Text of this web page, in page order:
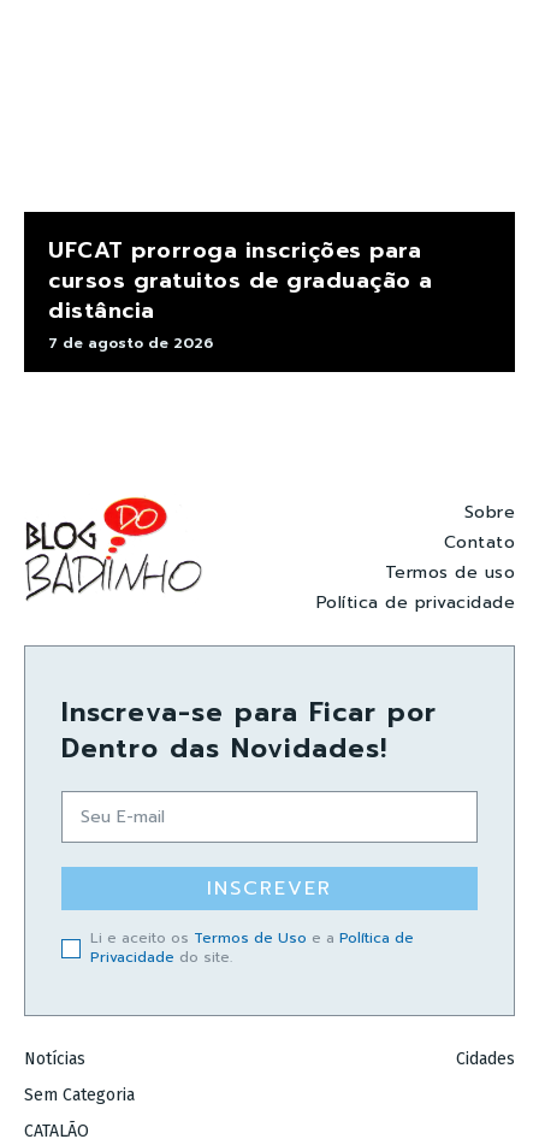
UFCAT prorroga inscrições para
cursos gratuitos de graduação a
distância
7 de agosto de 2026
Sobre
Contato
Termos de uso
Política de privacidade
Inscreva-se para Ficar por
Dentro das Novidades!
INSCREVER
Li e aceito os Termos de Uso e a Política de
Privacidade do site.
Notícias
Sem Categoria
CATALÃO
Cidades